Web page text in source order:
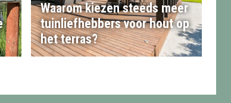
Waarom kiezen steeds meer
tuinliefhebbers voor hout op
het terras?